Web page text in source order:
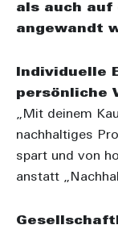
als auch auf
angewandt
Individuelle
persönliche
„Mit deinem
nachhaltiges
spart und von
anstatt